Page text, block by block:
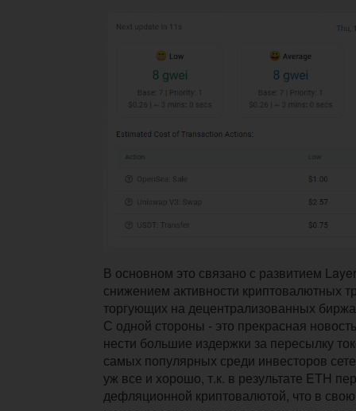
В основном это связано с развитием
снижением активности криптовалютных
торгующих на децентрализованных
С одной стороны - это прекрасная
нести большие издержки за пересылку
самых популярных среди инвесторов
уж все и хорошо, т.к. в результате ETH
дефляционной криптовалютой, что в